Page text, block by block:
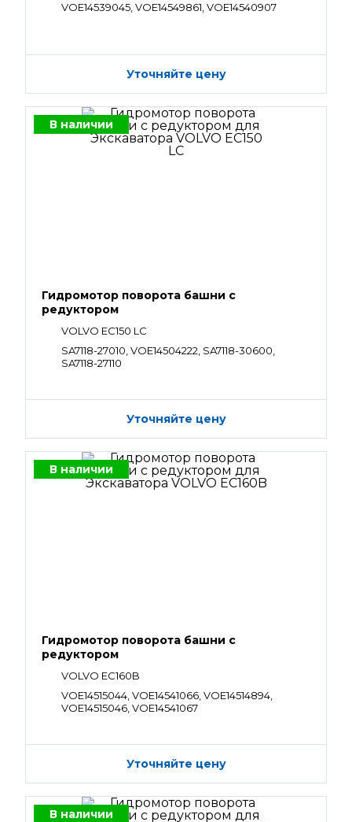
VOE14539045, VOE14549861, VOE14540907
Уточняйте цену
В наличии
Гидромотор поворота башни с
редуктором
VOLVO EC150 LC
SA7118-27010, VOE14504222, SA7118-30600,
SA7118-27110
Уточняйте цену
В наличии
Гидромотор поворота башни с
редуктором
VOLVO EC160B
VOE14515044, VOE14541066, VOE14514894,
VOE14515046, VOE14541067
Уточняйте цену
В наличии